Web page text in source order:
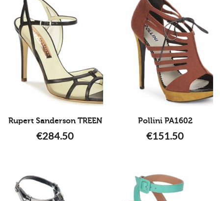
Rupert Sanderson TREEN
€284.50
Pollini PA1602
€151.50